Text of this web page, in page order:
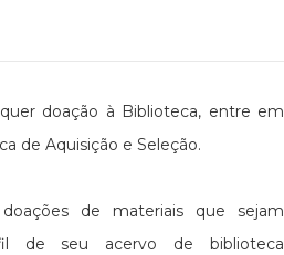
doação à Biblioteca, entre em
de Aquisição e Seleção.
de materiais que sejam
de seu acervo de biblioteca